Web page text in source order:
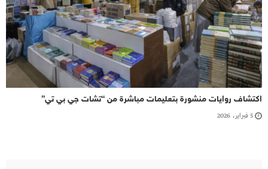
اكتشاف روايات منشورة بتعليمات مباشرة من “تشات جي بي تي”
5 فبراير، 2026